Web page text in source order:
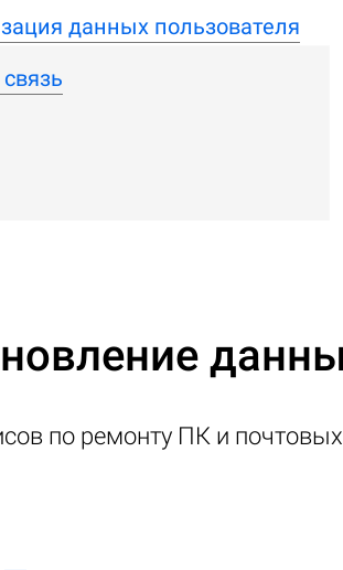
данных пользователя
по ремонту ПК и